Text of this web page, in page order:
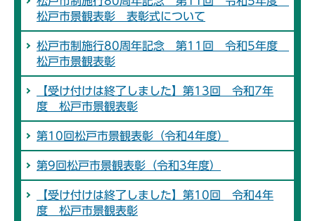
松戸市景観表彰 表彰式について
松戸市制施行80周年記念 第11回 令和5年度
松戸市景観表彰
【受け付けは終了しました】第13回 令和7年
度 松戸市景観表彰
第10回松戸市景観表彰（令和4年度）
第9回松戸市景観表彰（令和3年度）
【受け付けは終了しました】第10回 令和4年
度 松戸市景観表彰